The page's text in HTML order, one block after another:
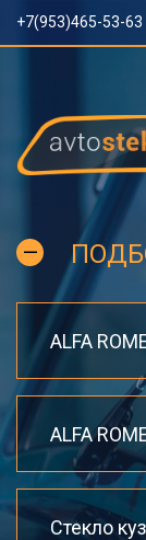
+7(953)465-53-63
ALFA
ALFA
Стекло